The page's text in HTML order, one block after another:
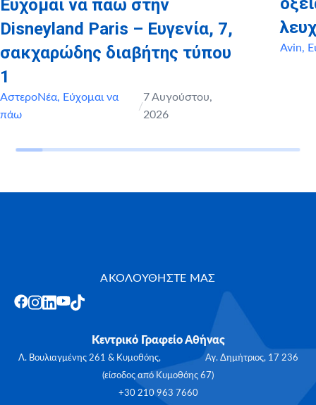
Εύχομαι να πάω στην
Disneyland Paris – Ευγενία, 7,
σακχαρώδης διαβήτης τύπου
1
ΑστεροΝέα, Εύχομαι να
πάω
/
7 Αυγούστου,
2026
Avin,
ΑΚΟΛΟΥΘΗΣΤΕ ΜΑΣ
Κεντρικό Γραφείο Αθήνας
Λ. Βουλιαγμένης 261 & Κυμοθόης, Αγ. Δημήτριος, 17 236
(είσοδος από Κυμοθόης 67)
+30 210 963 7660